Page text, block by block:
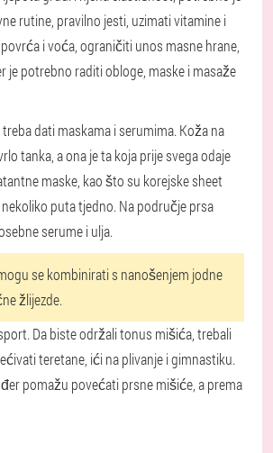
rutine, pravilno jesti, uzimati vitamine i
i voća, ograničiti unos masne hrane,
je potrebno raditi obloge, maske i masaže
dati maskama i serumima. Koža na
tanka, a ona je ta koja prije svega odaje
maske, kao što su korejske sheet
puta tjedno. Na područje prsa
serume i ulja.
se kombinirati s nanošenjem jodne
žlijezde.
Da biste održali tonus mišića, trebali
teretane, ići na plivanje i gimnastiku.
pomažu povećati prsne mišiće, a prema